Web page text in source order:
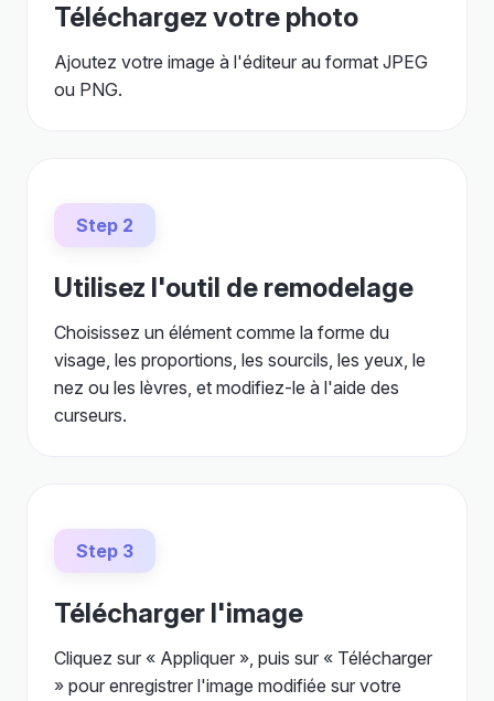
Téléchargez votre photo
Ajoutez votre image à l'éditeur au format JPEG
ou PNG.
Step 2
Utilisez l'outil de remodelage
Choisissez un élément comme la forme du
visage, les proportions, les sourcils, les yeux, le
nez ou les lèvres, et modifiez-le à l'aide des
curseurs.
Step 3
Télécharger l'image
Cliquez sur « Appliquer », puis sur « Télécharger
» pour enregistrer l'image modifiée sur votre